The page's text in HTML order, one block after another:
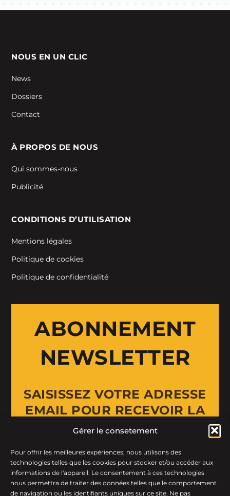
Gérer le consetement
Pour offrir les meilleures expériences, nous utilisons des
technologies telles que les cookies pour stocker et/ou accéder aux
informations de l'appareil. Le consentement à ces technologies
nous permettra de traiter des données telles que le comportement
de navigation ou les identifiants uniques sur ce site. Ne pas
NOUS EN UN CLIC
News
Dossiers
Contact
À PROPOS DE NOUS
Qui sommes-nous
Publicité
CONDITIONS D’UTILISATION
Mentions légales
Politique de cookies
Politique de confidentialité
ABONNEMENT
NEWSLETTER
SAISISSEZ VOTRE ADRESSE
EMAIL POUR RECEVOIR LA
NEWSLETTER
Email Address